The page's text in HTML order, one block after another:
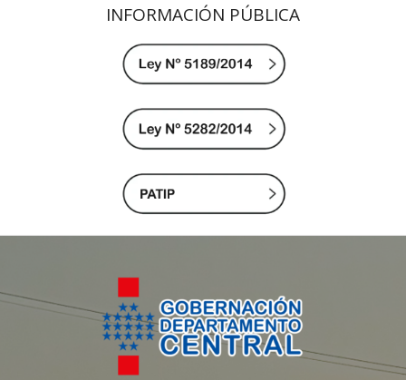
INFORMACIÓN PÚBLICA